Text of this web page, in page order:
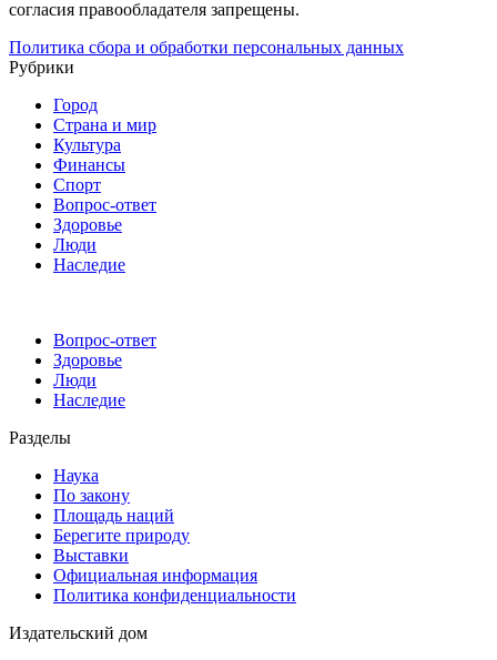
согласия правообладателя запрещены.
Политика сбора и обработки персональных данных
Рубрики
Город
Страна и мир
Культура
Финансы
Спорт
Вопрос-ответ
Здоровье
Люди
Наследие
Вопрос-ответ
Здоровье
Люди
Наследие
Разделы
Наука
По закону
Площадь наций
Берегите природу
Выставки
Официальная информация
Политика конфиденциальности
Издательский дом